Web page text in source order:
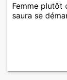
Femme plutôt
saura se